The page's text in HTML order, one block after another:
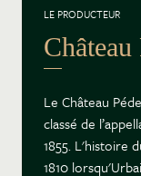
LE PRODUCTEUR
Château
Le Château
classé de
1855. L'histoire
1810